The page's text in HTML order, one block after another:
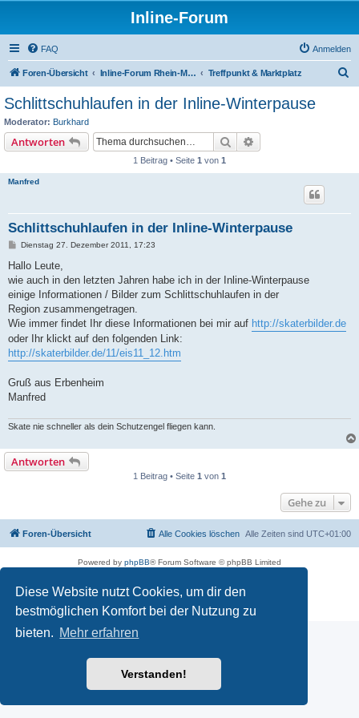
Diese Website nutzt Cookies, um dir den
bestmöglichen Komfort bei der Nutzung zu
bieten. Mehr erfahren
Verstanden!
Inline-Forum
FAQ Anmelden
Foren-Übersicht Inline-Forum Rhein-Main-Neckar Treffpunkt & Marktplatz
Schlittschuhlaufen in der Inline-Winterpause
Moderator: Burkhard
Antworten Suche
1 Beitrag • Seite 1 von 1
Manfred
Schlittschuhlaufen in der Inline-Winterpause
B
i
r
a
Dienstag 27. Dezember 2011, 17:23
Hallo Leute,
wie auch in den letzten Jahren habe ich in der Inline-Winterpause
einige Informationen / Bilder zum Schlittschuhlaufen in der
Region zusammengetragen.
Wie immer findet Ihr diese Informationen bei mir auf http://skaterbilder.de
oder Ihr klickt auf den folgenden Link:
http://skaterbilder.de/11/eis11_12.htm
Gruß aus Erbenheim
Manfred
Skate nie schneller als dein Schutzengel fliegen kann.
Antworten
1 Beitrag • Seite 1 von 1
Gehe zu
Foren-Übersicht Alle Zeiten sind UTC+01:00
Alle Cookies löschen
Powered by phpBB® Forum Software © phpBB Limited
Bereitgestellt durch skateshop.de
Datenschutz
Nutzungsbedingungen